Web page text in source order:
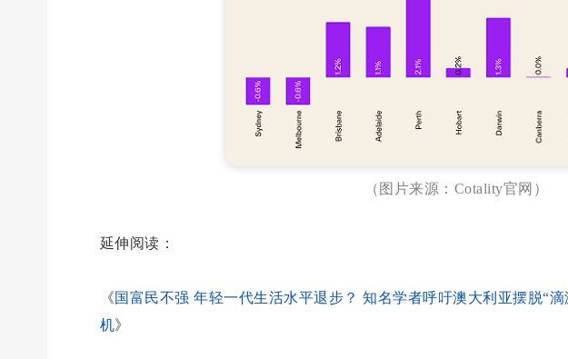
（图片来源：Cotality官网）
延伸阅读：
《国富民不强 年轻一代生活水平退步？ 知名学者呼吁澳大利亚摆脱“
机》